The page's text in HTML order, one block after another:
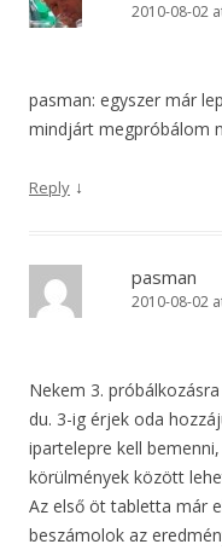
2010-08-02
pasman: egyszer már
mindjárt megpróbálom
Reply ↓
pasman
2010-08-02
Nekem 3.
du. 3-ig érjek oda
ipartelepre kell
körülmények között
Az első öt tabletta már
beszámolok az